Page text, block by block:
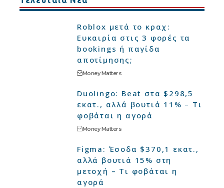
Roblox μετά το κραχ:
Ευκαιρία στις 3 φορές τα
bookings ή παγίδα
αποτίμησης;
Money Matters
Duolingo: Beat στα $298,5
εκατ., αλλά βουτιά 11% – Τι
φοβάται η αγορά
Money Matters
Figma: Έσοδα $370,1 εκατ.,
αλλά βουτιά 15% στη
μετοχή – Τι φοβάται η
αγορά